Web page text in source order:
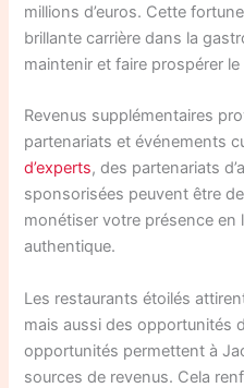
millions d’euros. Cette
brillante carrière dans la
maintenir et faire prospérer
Revenus supplémentaires
partenariats et événements
d’experts, des partenariats
sponsorisées peuvent être
monétiser votre présence en
authentique.
Les restaurants étoilés
mais aussi des opportunités
opportunités permettent à
sources de revenus. Cela